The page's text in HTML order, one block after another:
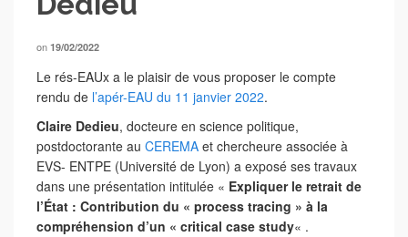
on 19/02/2022
Le rés-EAUx a le plaisir de vous proposer le compte
rendu de l’apér-EAU du 11 janvier 2022.
Claire Dedieu, docteure en science politique,
postdoctorante au CEREMA et chercheure associée à
EVS- ENTPE (Université de Lyon) a exposé ses travaux
dans une présentation intitulée « Expliquer le retrait de
l’État : Contribution du « process tracing » à la
compréhension d’un « critical case study« .